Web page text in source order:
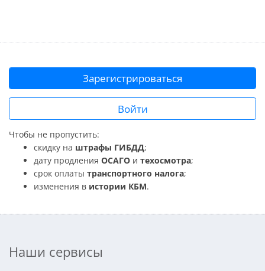
Зарегистрироваться
Войти
Чтобы не пропустить:
скидку на штрафы ГИБДД;
дату продления ОСАГО и техосмотра;
срок оплаты транспортного налога;
изменения в истории КБМ.
Наши сервисы